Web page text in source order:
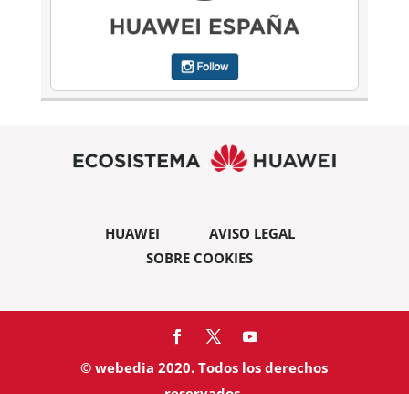
HUAWEI
AVISO LEGAL
SOBRE COOKIES
© webedia 2020. Todos los derechos